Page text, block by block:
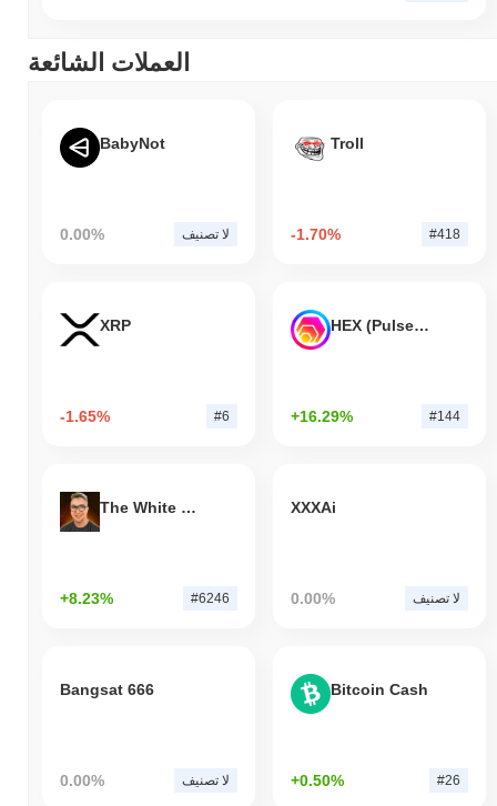
العملات الشائعة
BabyNot
0.00% لا تصنيف
Troll
-1.70% #418
XRP
-1.65% #6
HEX (Pulsechain)
+16.29% #144
The White Bull
+8.23% #6246
XXXAi
0.00% لا تصنيف
Bangsat 666
0.00% لا تصنيف
Bitcoin Cash
+0.50% #26